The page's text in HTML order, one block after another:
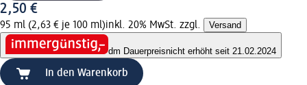
2,50 €
95 ml (2,63 € je 100 ml)inkl. 20% MwSt. zzgl. Versand
dm Dauerpreisnicht erhöht seit 21.02.2024
In den Warenkorb